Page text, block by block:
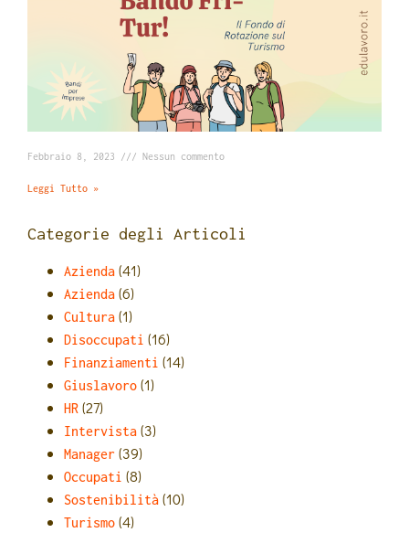
Febbraio 8, 2023 Nessun commento
Leggi Tutto »
Categorie degli Articoli
Azienda (41)
Azienda (6)
Cultura (1)
Disoccupati (16)
Finanziamenti (14)
Giuslavoro (1)
HR (27)
Intervista (3)
Manager (39)
Occupati (8)
Sostenibilità (10)
Turismo (4)